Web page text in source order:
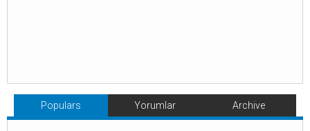
Populars Yorumlar Archive